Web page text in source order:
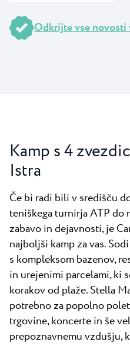
Odkrijte vse novosti
Kamp s 4
Istra
Če bi radi bili v središču
teniškega turnirja ATP
zabavo in dejavnosti, je
najboljši kamp za vas.
s kompleksom bazenov,
in urejenimi parcelami, ki
korakov od plaže. Stella
potrebno za popolno
trgovine, koncerte in še
prepoznavnemu vzdušju,